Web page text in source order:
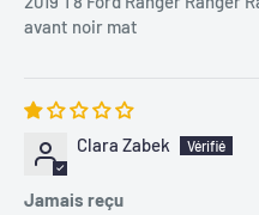
avant noir mat
Clara Zabek
Jamais reçu